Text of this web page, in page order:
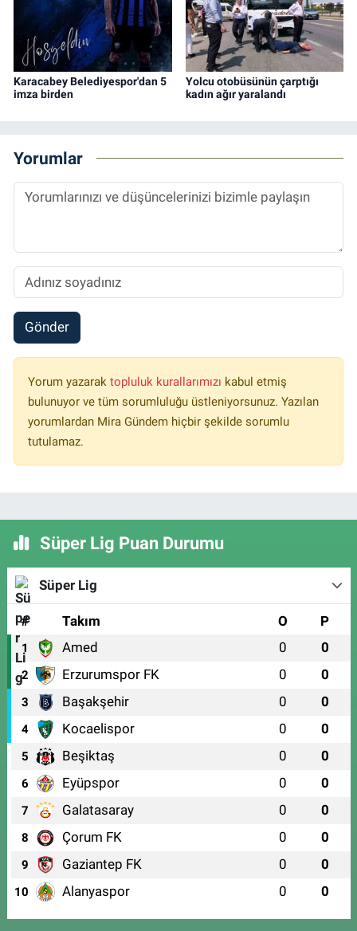
Karacabey Belediyespor'dan 5
imza birden
Yolcu otobüsünün çarptığı
kadın ağır yaralandı
Yorumlar
Gönder
Yorum yazarak topluluk kurallarımızı kabul etmiş
bulunuyor ve tüm sorumluluğu üstleniyorsunuz. Yazılan
yorumlardan Mira Gündem hiçbir şekilde sorumlu
tutulamaz.
Süper Lig Puan Durumu
Süper Lig
# Takım O P
1 Amed 0 0
2 Erzurumspor FK 0 0
3 Başakşehir 0 0
4 Kocaelispor 0 0
5 Beşiktaş 0 0
6 Eyüpspor 0 0
7 Galatasaray 0 0
8 Çorum FK 0 0
9 Gaziantep FK 0 0
10 Alanyaspor 0 0